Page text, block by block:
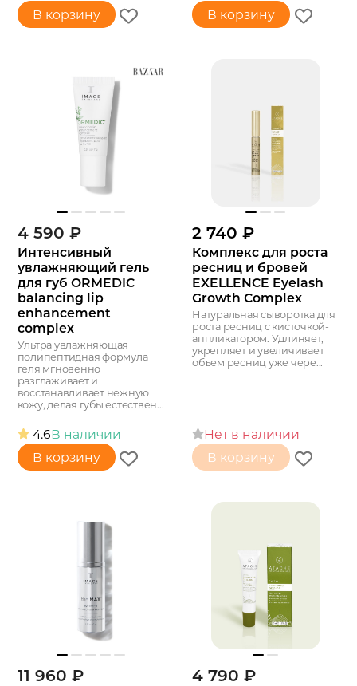
В корзину
В корзину
4 590 ₽
Интенсивный
увлажняющий гель
для губ ORMEDIC
balancing lip
enhancement
complex
Ультра увлажняющая
полипептидная формула
геля мгновенно
разглаживает и
восстанавливает нежную
кожу, делая губы естествен...
4.6В наличии
В корзину
2 740 ₽
Комплекс для роста
ресниц и бровей
EXELLENCE Eyelash
Growth Complex
Натуральная сыворотка для
роста ресниц с кисточкой-
аппликатором. Удлиняет,
укрепляет и увеличивает
объем ресниц уже чере...
Нет в наличии
В корзину
11 960 ₽ 4 790 ₽